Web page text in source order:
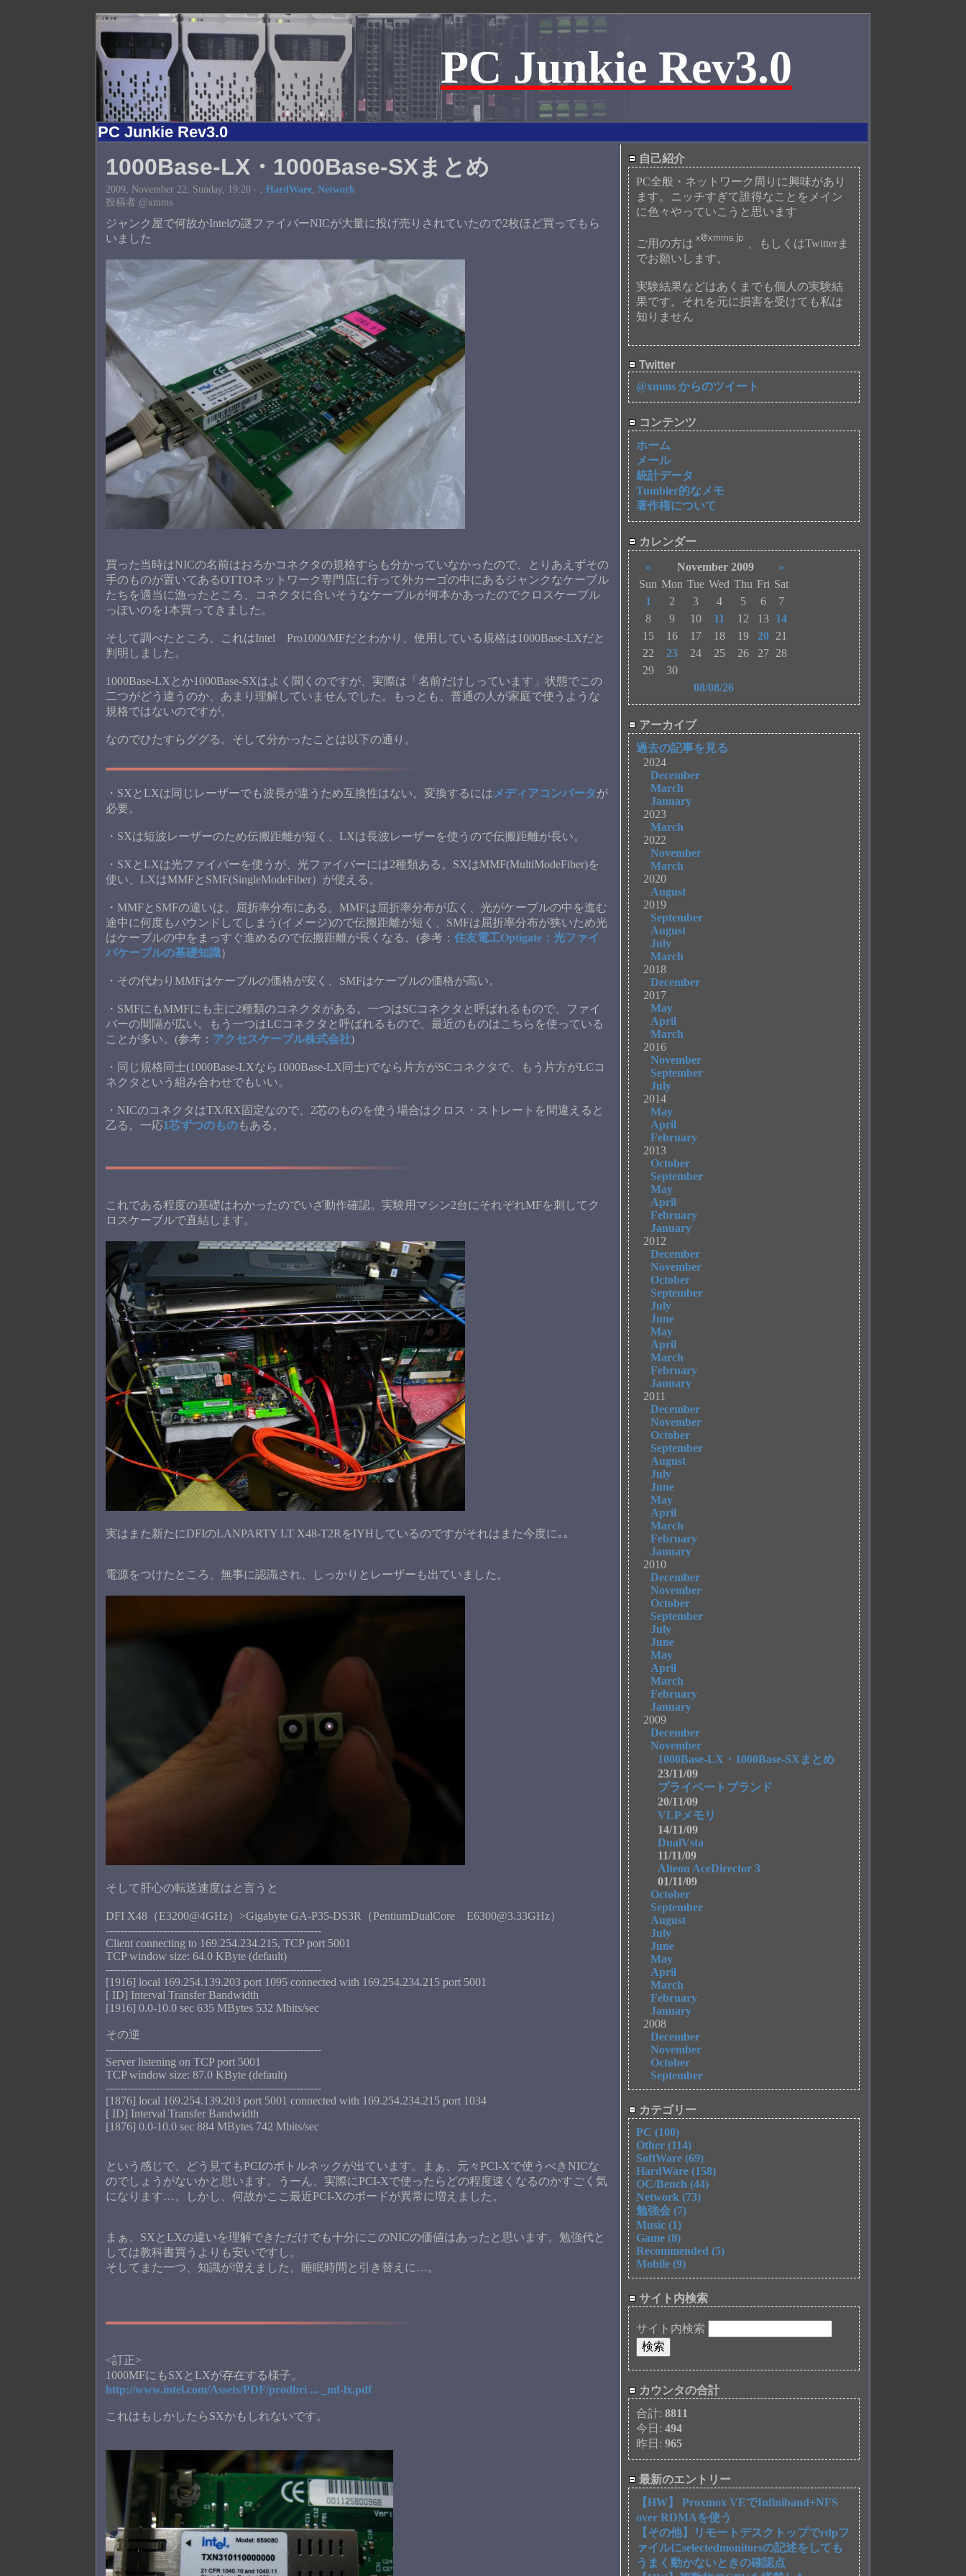
PC Junkie Rev3.0
PC Junkie Rev3.0
1000Base-LX・1000Base-SXまとめ
2009, November 22, Sunday, 19:20 - ,HardWare ,Network
投稿者 @xmms
ジャンク屋で何故かIntelの謎ファイバーNICが大量に投げ売りされていたので2枚ほど買ってもら
いました
買った当時はNICの名前はおろかコネクタの規格すらも分かっていなかったので、とりあえずその
手のものが置いてあるOTTOネットワーク専門店に行って外カーゴの中にあるジャンクなケーブル
たちを適当に漁ったところ、コネクタに合いそうなケーブルが何本かあったのでクロスケーブル
っぽいのを1本買ってきました。
そして調べたところ、これはIntel Pro1000/MFだとわかり、使用している規格は1000Base-LXだと
判明しました。
1000Base-LXとか1000Base-SXはよく聞くのですが、実際は「名前だけしっています」状態でこの
二つがどう違うのか、あまり理解していませんでした。もっとも、普通の人が家庭で使うような
規格ではないのですが。
なのでひたすらググる。そして分かったことは以下の通り。
・SXとLXは同じレーザーでも波長が違うため互換性はない。変換するには メディアコンバータが
必要。
・SXは短波レーザーのため伝搬距離が短く、LXは長波レーザーを使うので伝搬距離が長い。
・SXとLXは光ファイバーを使うが、光ファイバーには2種類ある。SXはMMF(MultiModeFiber)を
使い、LXはMMFとSMF(SingleModeFiber）が使える。
・MMFとSMFの違いは、屈折率分布にある。MMFは屈折率分布が広く、光がケーブルの中を進む
途中に何度もバウンドしてしまう(イメージ)ので伝搬距離が短く、SMFは屈折率分布が狭いため光
はケーブルの中をまっすぐ進めるので伝搬距離が長くなる。(参考：住友電工Optigate：光ファイ
バケーブルの基礎知識）
・その代わりMMFはケーブルの価格が安く、SMFはケーブルの価格が高い。
・SMFにもMMFにも主に2種類のコネクタがある。一つはSCコネクタと呼ばれるもので、ファイ
バーの間隔が広い。もう一つはLCコネクタと呼ばれるもので、最近のものはこちらを使っている
ことが多い。(参考： アクセスケーブル株式会社)
・同じ規格同士(1000Base-LXなら1000Base-LX同士)でなら片方がSCコネクタで、もう片方がLCコ
ネクタという組み合わせでもいい。
・NICのコネクタはTX/RX固定なので、2芯のものを使う場合はクロス・ストレートを間違えると
乙る。一応1芯ずつのものもある。
これである程度の基礎はわかったのでいざ動作確認。実験用マシン2台にそれぞれMFを刺してク
ロスケーブルで直結します。
実はまた新たにDFIのLANPARTY LT X48-T2RをIYHしているのですがそれはまた今度に｡｡
電源をつけたところ、無事に認識され、しっかりとレーザーも出ていました。
そして肝心の転送速度はと言うと
DFI X48（E3200@4GHz）>Gigabyte GA-P35-DS3R（PentiumDualCore E6300@3.33GHz）
------------------------------------------------------------
Client connecting to 169.254.234.215, TCP port 5001
TCP window size: 64.0 KByte (default)
------------------------------------------------------------
[1916] local 169.254.139.203 port 1095 connected with 169.254.234.215 port 5001
[ ID] Interval Transfer Bandwidth
[1916] 0.0-10.0 sec 635 MBytes 532 Mbits/sec
その逆
------------------------------------------------------------
Server listening on TCP port 5001
TCP window size: 87.0 KByte (default)
------------------------------------------------------------
[1876] local 169.254.139.203 port 5001 connected with 169.254.234.215 port 1034
[ ID] Interval Transfer Bandwidth
[1876] 0.0-10.0 sec 884 MBytes 742 Mbits/sec
という感じで、どう見てもPCIのボトルネックが出ています。まぁ、元々PCI-Xで使うべきNICな
のでしょうがないかと思います。うーん、実際にPCI-Xで使ったらどの程度速くなるのかすごく気
になります…。しかし、何故かここ最近PCI-Xのボードが異常に増えました。
まぁ、SXとLXの違いを理解できただけでも十分にこのNICの価値はあったと思います。勉強代と
しては教科書買うよりも安いですし。
そしてまた一つ、知識が増えました。睡眠時間と引き替えに…。
<訂正>
1000MFにもSXとLXが存在する様子。
http://www.intel.com/Assets/PDF/prodbri ... _mf-lx.pdf
これはもしかしたらSXかもしれないです。
自己紹介
PC全般・ネットワーク周りに興味があり
ます。ニッチすぎて誰得なことをメイン
に色々やっていこうと思います
ご用の方は
、もしくはTwitterま
でお願いします。
実験結果などはあくまでも個人の実験結
果です。それを元に損害を受けても私は
知りません
Twitter
@xmms からのツイート
コンテンツ
ホーム
メール
統計データ
Tumbler的なメモ
著作権について
カレンダー
« November 2009
»
Sun Mon Tue Wed Thu Fri Sat
1
2 3 4 5 6
7
8
9 10 11 12 13 14
15
16 17 18 19 20 21
22
23 24 25 26 27 28
29
30
08/08/26
アーカイブ
過去の記事を見る
2024
December
March
January
2023
March
2022
November
March
2020
August
2019
September
August
July
March
2018
December
2017
May
April
March
2016
November
September
July
2014
May
April
February
2013
October
September
May
April
February
January
2012
December
November
October
September
July
June
May
April
March
February
January
2011
December
November
October
September
August
July
June
May
April
March
February
January
2010
December
November
October
September
July
June
May
April
March
February
January
2009
December
November
1000Base-LX・1000Base-SXまとめ
23/11/09
プライベートブランド
20/11/09
VLPメモリ
14/11/09
DualVsta
11/11/09
Alteon AceDirector 3
01/11/09
October
September
August
July
June
May
April
March
February
January
2008
December
November
October
September
カテゴリー
PC (100)
Other (114)
SoftWare (69)
HardWare (158)
OC/Bench (44)
Network (73)
勉強会 (7)
Music (1)
Game (8)
Recommended (5)
Mobile (9)
サイト内検索
サイト内検索
カウンタの合計
合計:8811
今日:494
昨日:965
最新のエントリー
【HW】 Proxmox VEでInfiniband+NFS
over RDMAを使う
【その他】リモートデスクトップでrdpフ
ァイルにselectedmonitorsの記述をしても
うまく動かないときの確認点